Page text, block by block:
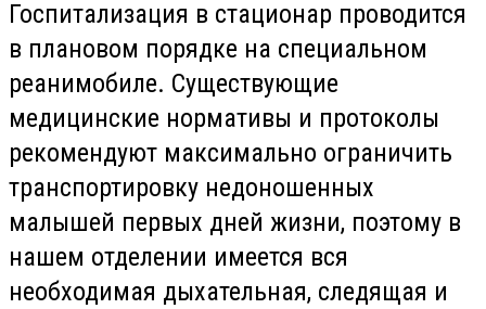
Госпитализация в стационар проводится
в плановом порядке на специальном
реанимобиле. Существующие
медицинские нормативы и протоколы
рекомендуют максимально ограничить
транспортировку недоношенных
малышей первых дней жизни, поэтому в
нашем отделении имеется вся
необходимая дыхательная, следящая и